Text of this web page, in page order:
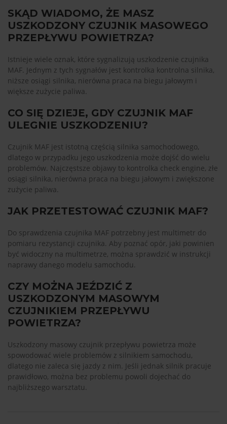
SKĄD WIADOMO, ŻE MASZ
USZKODZONY CZUJNIK MASOWEGO
PRZEPŁYWU POWIETRZA?
Istnieje wiele oznak, które sygnalizują uszkodzenie czujnika
MAF. Jednym z tych sygnałów jest kontrolka kontrolna silnika,
niższe osiągi silnika, nierówna praca na biegu jałowym i
większe zużycie paliwa.
CO SIĘ DZIEJE, GDY CZUJNIK MAF
ULEGNIE USZKODZENIU?
Czujnik MAF jest istotną częścią silnika samochodowego,
dlatego w przypadku jego uszkodzenia może dojść do wielu
problemów. Najczęstsze objawy to kontrolka check engine, złe
osiągi silnika, nierówna praca na biegu jałowym i zwiększone
zużycie paliwa.
JAK PRZETESTOWAĆ CZUJNIK MAF?
Do sprawdzenia czujnika MAF potrzebny jest multimetr do
pomiaru rezystancji czujnika. Aby poznać opór, jaki powinien
być widoczny na multimetrze, można sprawdzić w instrukcji
naprawy danego modelu samochodu.
CZY MOŻNA JEŹDZIĆ Z
USZKODZONYM MASOWYM
CZUJNIKIEM PRZEPŁYWU
POWIETRZA?
Uszkodzony masowy czujnik przepływu powietrza może
spowodować wiele problemów z silnikiem samochodu,
dlatego nie zaleca się jazdy z nim. Jeśli jednak silnik pracuje
prawidłowo, można bez problemu powoli dojechać do
najbliższego warsztatu.